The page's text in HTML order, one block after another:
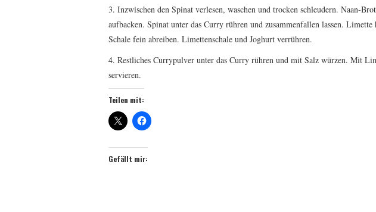
3. Inzwischen den Spinat verlesen, waschen und trocken schleudern. Naan-
aufbacken. Spinat unter das Curry rühren und zusammenfallen lassen.
Schale fein abreiben. Limettenschale und Joghurt verrühren.
4. Restliches Currypulver unter das Curry rühren und mit Salz würzen. Mit
servieren.
Teilen mit:
Gefällt mir: